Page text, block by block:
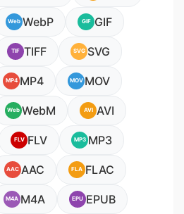
Web WebP GIF GIF
TIF TIFF SVG SVG
MP4 MP4 MOV MOV
Web WebM AVI AVI
FLV FLV MP3 MP3
AAC AAC FLA FLAC
M4A M4A EPU EPUB